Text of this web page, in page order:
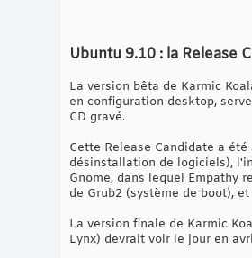
Ubuntu 9.10 : la Release
La version bêta de Karmic
en configuration desktop,
CD gravé.
Cette Release Candidate a
désinstallation de logiciels),
Gnome, dans lequel Empathy
de Grub2 (système de boot),
La version finale de Karmic
Lynx) devrait voir le jour en